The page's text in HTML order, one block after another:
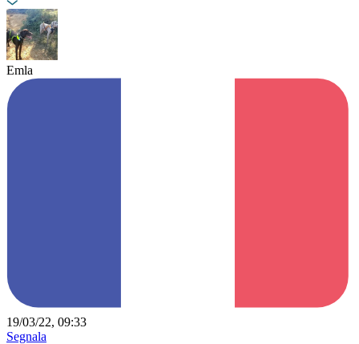
Emla
19/03/22, 09:33
Segnala